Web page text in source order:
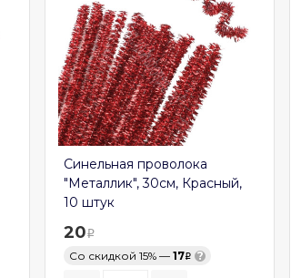
Синельная проволока
"Металлик", 30см, Красный,
10 штук
20
Со скидкой 15% — 17 ?